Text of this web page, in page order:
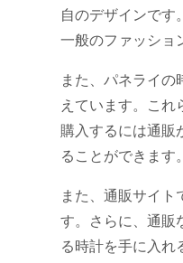
自のデザインです
一般のファッショ
また、パネライ
えています。こ
購入するには通販
ることができます。
また、通販サイト
す。さらに、通販
る時計を手に入れ